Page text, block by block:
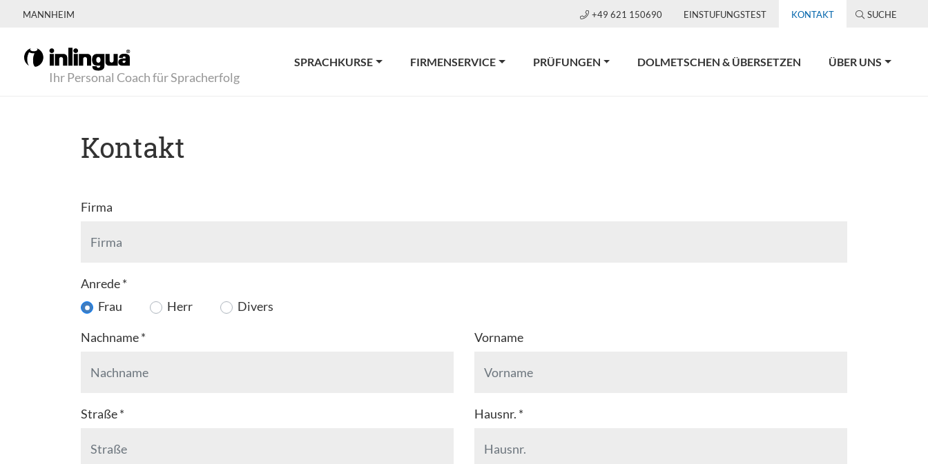
MANNHEIM +49 621 150690 EINSTUFUNGSTEST KONTAKT SUCHE
Ihr Personal Coach für Spracherfolg
SPRACHKURSE FIRMENSERVICE PRÜFUNGEN DOLMETSCHEN & ÜBERSETZEN ÜBER UNS
Kontakt
Firma
Anrede*
Frau
Herr Divers
Nachname* Vorname
Straße* Hausnr. *